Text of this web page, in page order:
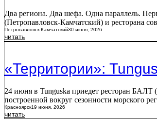
Два региона. Два шефа. Одна параллель.
(Петропавловск-Камчатский) и ресторана
Петропавловск-Камчатский30 июня, 2026
читать
«Территории»:
24 июня в Tunguska приедет ресторан БАЛТ
построенной вокруг сезонности морского
Красноярск19 июня, 2026
читать